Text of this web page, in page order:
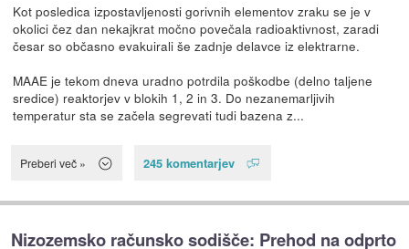
Kot posledica izpostavljenosti gorivnih elementov zraku se je v
okolici čez dan nekajkrat močno povečala radioaktivnost, zaradi
česar so občasno evakuirali še zadnje delavce iz elektrarne.
MAAE je tekom dneva uradno potrdila poškodbe (delno taljene
sredice) reaktorjev v blokih 1, 2 in 3. Do nezanemarljivih
temperatur sta se začela segrevati tudi bazena z...
Preberi več » 245 komentarjev
Nizozemsko računsko sodišče: Prehod na odprto